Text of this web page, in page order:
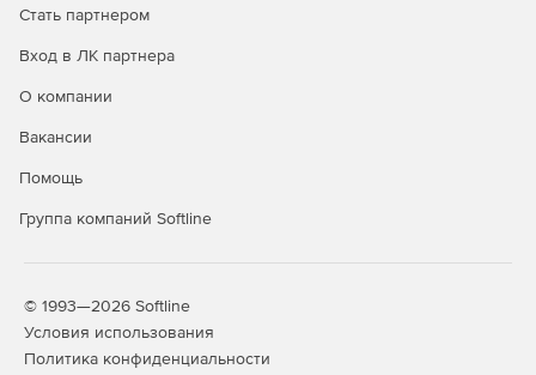
Дополнительные возможности
Редактор стандартных сметных отчетов.
Фильтр во всех справочниках.
Автоматический расчет массы строительного мусора
Стать партнером
Вход в ЛК партнера
О компании
Вакансии
Помощь
Группа компаний Softline
© 1993—2026 Softline
Условия использования
Политика конфиденциальности